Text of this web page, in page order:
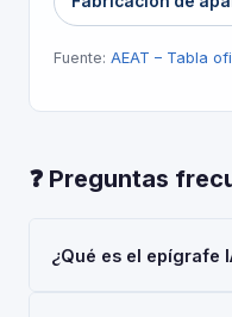
Fuente: AEAT – Tabla
❓ Preguntas
¿Qué es el epígrafe